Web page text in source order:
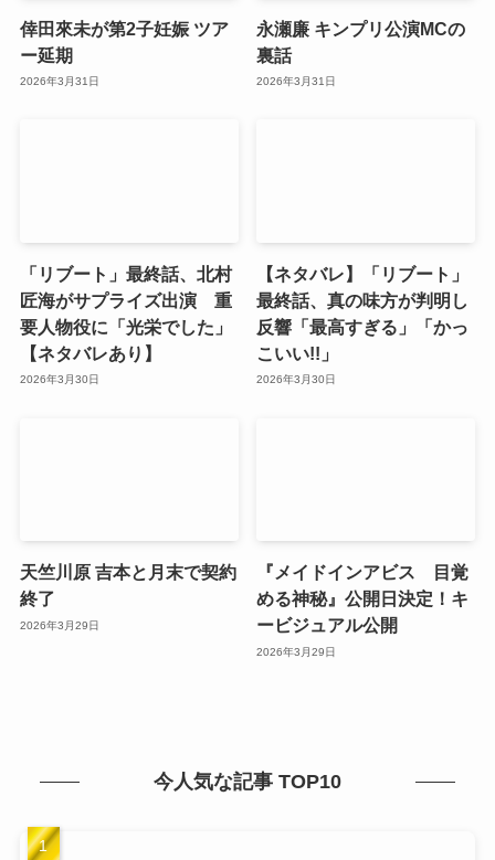
倖田來未が第2子妊娠 ツア
ー延期
2026年3月31日
永瀬廉 キンプリ公演MCの
裏話
2026年3月31日
「リブート」最終話、北村
匠海がサプライズ出演 重
要人物役に「光栄でした」
【ネタバレあり】
2026年3月30日
【ネタバレ】「リブート」
最終話、真の味方が判明し
反響「最高すぎる」「かっ
こいい!!」
2026年3月30日
天竺川原 吉本と月末で契約
終了
2026年3月29日
『メイドインアビス 目覚
める神秘』公開日決定！キ
ービジュアル公開
2026年3月29日
今人気な記事 TOP10